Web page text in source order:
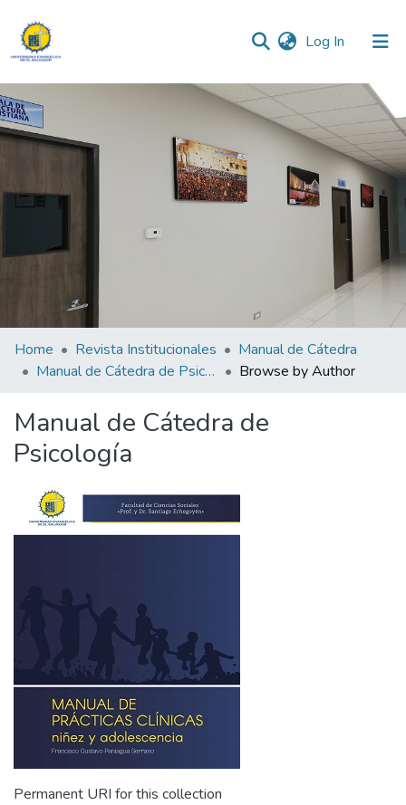
Log In (current)
Communities & Collections
All of DSpace
Home Revista Institucionales
Manual de Cátedra
Manual de Cátedra de Psicología
Browse by Author
Manual de Cátedra de
Psicología
Permanent URI for this collection